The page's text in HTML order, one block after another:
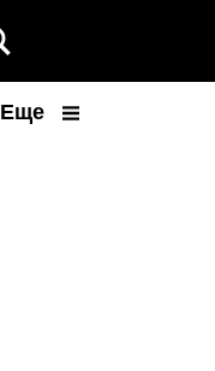
Еще